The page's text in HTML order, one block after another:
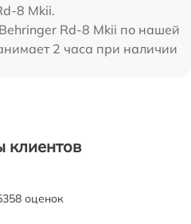
8 Mkii.
Rd-8 Mkii по нашей
2 часа при наличии
клиентов
оценок